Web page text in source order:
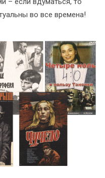
во все времена!